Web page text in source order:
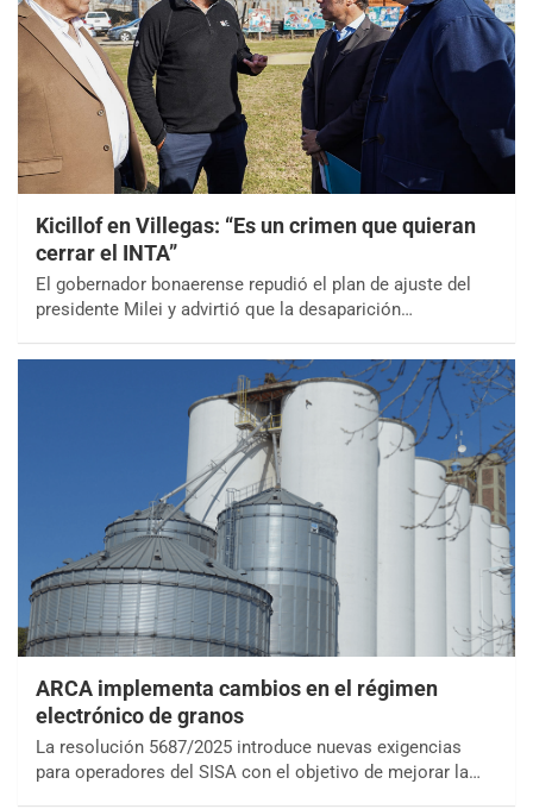
Kicillof en Villegas: “Es un crimen que quieran
cerrar el INTA”
El gobernador bonaerense repudió el plan de ajuste del
presidente Milei y advirtió que la desaparición…
ARCA implementa cambios en el régimen
electrónico de granos
La resolución 5687/2025 introduce nuevas exigencias
para operadores del SISA con el objetivo de mejorar la…